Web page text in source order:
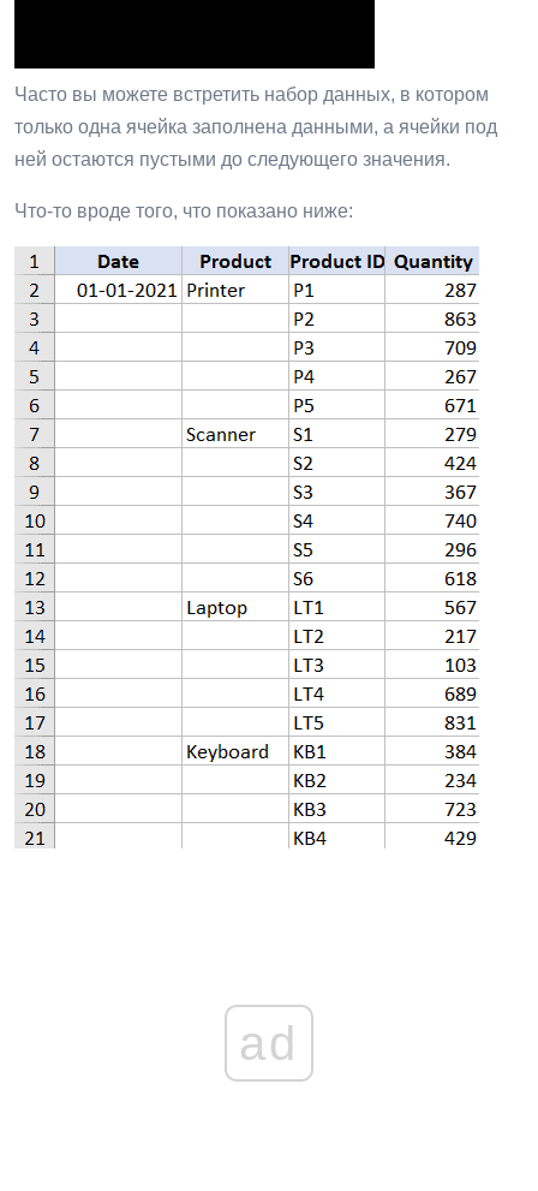
Часто вы можете встретить набор данных, в котором
только одна ячейка заполнена данными, а ячейки под
ней остаются пустыми до следующего значения.
Что-то вроде того, что показано ниже:
ad